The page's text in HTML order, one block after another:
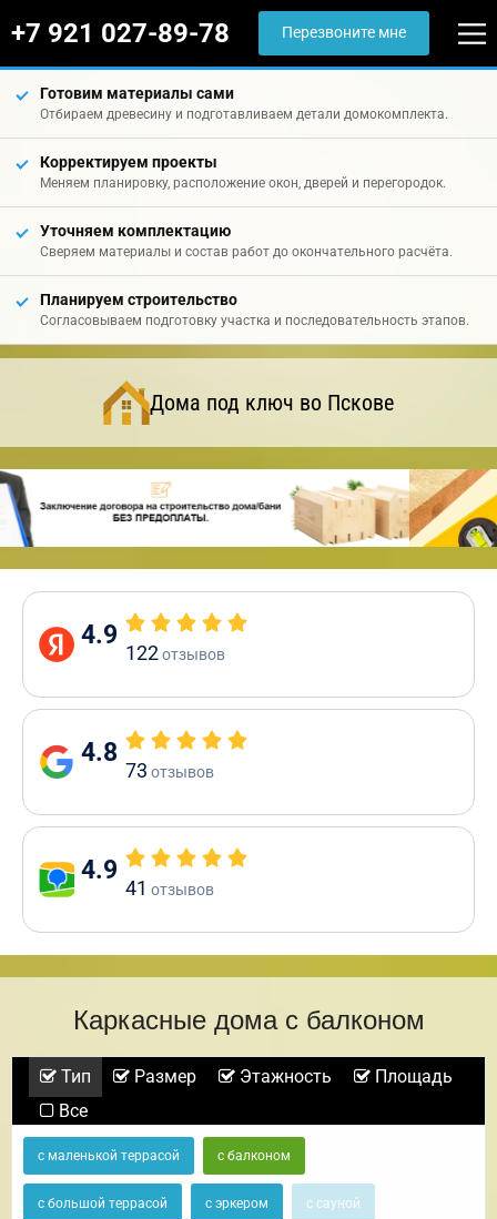
+7 921 027-89-78 Перезвоните мне
Готовим материалы сами
Отбираем древесину и подготавливаем детали домокомплекта.
Корректируем проекты
Меняем планировку, расположение окон, дверей и перегородок.
Уточняем комплектацию
Сверяем материалы и состав работ до окончательного расчёта.
Планируем строительство
Согласовываем подготовку участка и последовательность этапов.
Дома под ключ во Пскове
4.9
122отзывов
4.8
73 отзывов
4.9
41 отзывов
Каркасные дома с балконом
Тип Размер Этажность
Площадь
Все
с маленькой террасой с балконом
с большой террасой с эркером с сауной